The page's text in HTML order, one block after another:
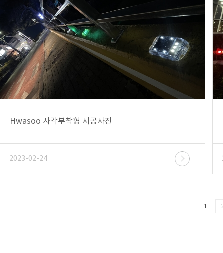
Hwasoo 사각부착형 시공사진
2023-02-24
1